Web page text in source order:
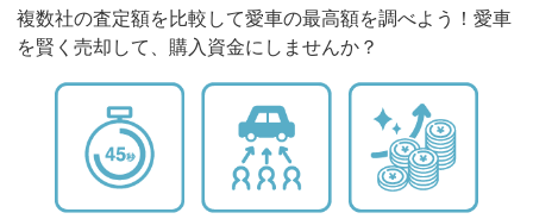
複数社の査定額を比較して愛車の最高額を調べよう！愛車
を賢く売却して、購入資金にしませんか？